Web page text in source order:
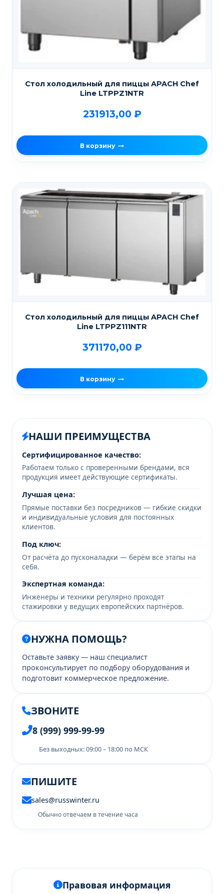
Стол холодильный для пиццы APACH Chef
Line LTPPZ1NTR
231913,00 ₽
В корзину
Стол холодильный для пиццы APACH Chef
Line LTPPZ111NTR
371170,00 ₽
В корзину
НАШИ ПРЕИМУЩЕСТВА
Сертифицированное качество:
Работаем только с проверенными брендами, вся
продукция имеет действующие сертификаты.
Лучшая цена:
Прямые поставки без посредников — гибкие скидки
и индивидуальные условия для постоянных
клиентов.
Под ключ:
От расчёта до пусконаладки — берём все этапы на
себя.
Экспертная команда:
Инженеры и техники регулярно проходят
стажировки у ведущих европейских партнёров.
НУЖНА ПОМОЩЬ?
Оставьте заявку — наш специалист
проконсультирует по подбору оборудования и
подготовит коммерческое предложение.
ЗВОНИТЕ
8 (999) 999-99-99
Без выходных: 09:00 – 18:00 по МСК
ПИШИТЕ
sales@russwinter.ru
Обычно отвечаем в течение часа
Правовая информация